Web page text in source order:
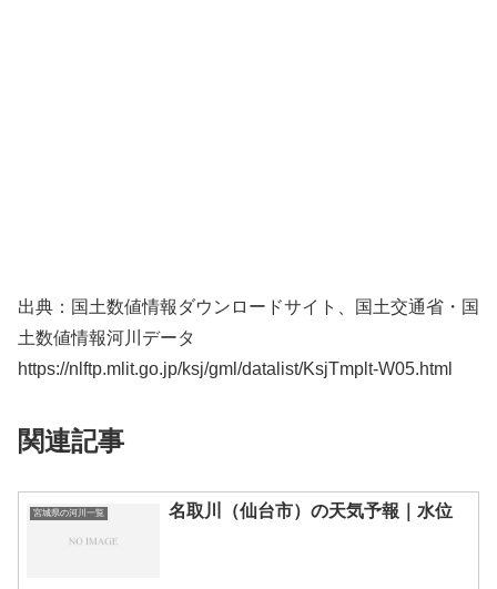
出典：国土数値情報ダウンロードサイト、国土交通省・国
土数値情報河川データ
https://nlftp.mlit.go.jp/ksj/gml/datalist/KsjTmplt-W05.html
関連記事
宮城県の河川一覧 名取川（仙台市）の天気予報｜水位